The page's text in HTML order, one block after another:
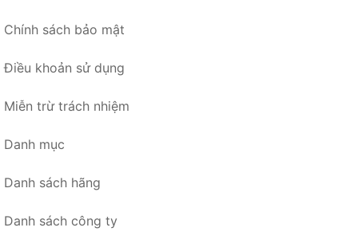
Chính sách bảo mật
Điều khoản sử dụng
Miễn trừ trách nhiệm
Danh mục
Danh sách hãng
Danh sách công ty